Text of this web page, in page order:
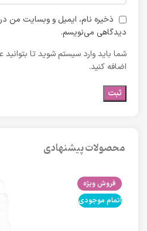
ذخیره نام، ایمیل و وبسایت من در
دیدگاهی می‌نویسم.
شما باید وارد سیستم شوید تا
اضافه کنید.
محصولات پیشنهادی
فروش ویژه
اتمام موجودی